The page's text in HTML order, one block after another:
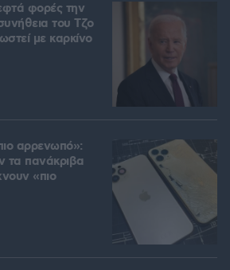
φορές την
του Τζο
με καρκίνο
αρρενωπό»:
τα πανάκριβα
«πιο